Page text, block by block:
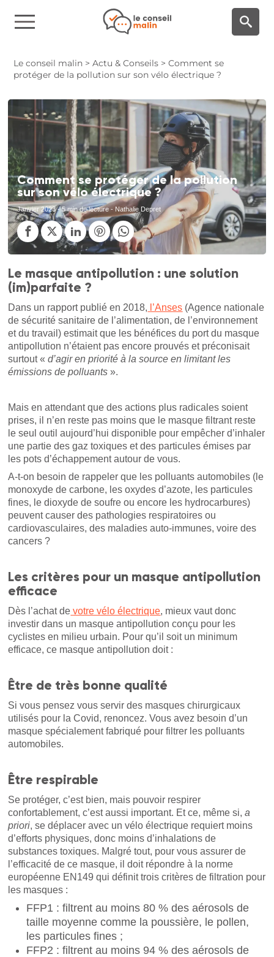
Le conseil malin >Actu & Conseils >Comment se
protéger de la pollution sur son vélo électrique ?
Comment se protéger de la pollution
sur son vélo électrique ?
Janvier 2023- 5 min de lecture - Nathalie Depret
Le masque antipollution : une solution
(im)parfaite ?
Dans un rapport publié en 2018, l’Anses (Agence nationale
de sécurité sanitaire de l’alimentation, de l’environnement
et du travail) estimait que les bénéfices du port du masque
antipollution n’étaient pas encore prouvés et préconisait
surtout « d’agir en priorité à la source en limitant les
émissions de polluants».
Mais en attendant que des actions plus radicales soient
prises, il n’en reste pas moins que le masque filtrant reste
le seul outil aujourd’hui disponible pour empêcher d’inhaler
une partie des gaz toxiques et des particules émises par
les pots d’échappement autour de vous.
A-t-on besoin de rappeler que les polluants automobiles (le
monoxyde de carbone, les oxydes d’azote, les particules
fines, le dioxyde de soufre ou encore les hydrocarbures)
peuvent causer des pathologies respiratoires ou
cardiovasculaires, des maladies auto-immunes, voire des
cancers ?
Les critères pour un masque antipollution
efficace
Dès l’achat de votre vélo électrique, mieux vaut donc
investir dans un masque antipollution conçu pour les
cyclistes en milieu urbain. Pour qu’il soit un minimum
efficace, ce masque antipollution doit :
Être de très bonne qualité
Si vous pensez vous servir des masques chirurgicaux
utilisés pour la Covid, renoncez. Vous avez besoin d’un
masque spécialement fabriqué pour filtrer les polluants
automobiles.
Être respirable
Se protéger, c’est bien, mais pouvoir respirer
confortablement, c’est aussi important. Et ce, même si,a
priori, se déplacer avec un vélo électrique requiert moins
d’efforts physiques, donc moins d’inhalations de
substances toxiques. Malgré tout, pour vous assurer de
l’efficacité de ce masque, il doit répondre à la norme
européenne EN149 qui définit trois critères de filtration pour
les masques :
FFP1 : filtrent au moins 80 % des aérosols de
taille moyenne comme la poussière, le pollen,
les particules fines ;
FFP2 : filtrent au moins 94 % des aérosols de